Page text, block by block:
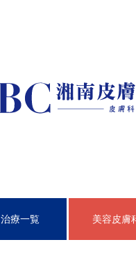
治療一覧 美容皮膚